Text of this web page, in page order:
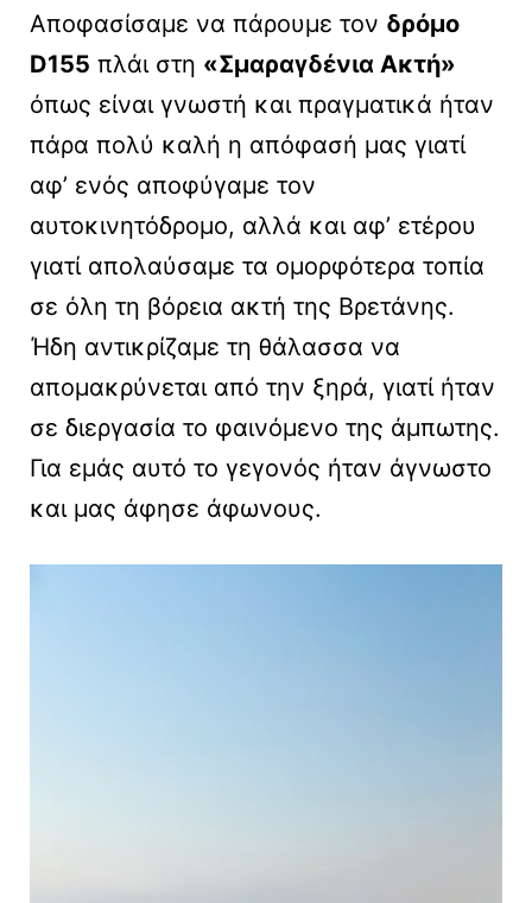
Αποφασίσαμε να πάρουμε τον δρόμο
D155 πλάι στη «Σμαραγδένια Ακτή»
όπως είναι γνωστή και πραγματικά ήταν
πάρα πολύ καλή η απόφασή μας γιατί
αφ’ ενός αποφύγαμε τον
αυτοκινητόδρομο, αλλά και αφ’ ετέρου
γιατί απολαύσαμε τα ομορφότερα τοπία
σε όλη τη βόρεια ακτή της Βρετάνης.
Ήδη αντικρίζαμε τη θάλασσα να
απομακρύνεται από την ξηρά, γιατί ήταν
σε διεργασία το φαινόμενο της άμπωτης.
Για εμάς αυτό το γεγονός ήταν άγνωστο
και μας άφησε άφωνους.